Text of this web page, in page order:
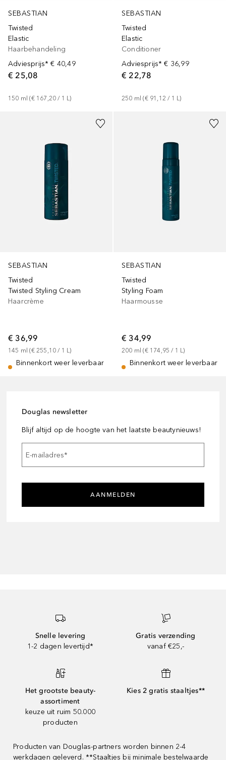
SEBASTIAN
Twisted
Elastic
Haarbehandeling
Adviesprijs* € 40,49
€ 25,08
150 ml (€ 167,20 / 1 L)
SEBASTIAN
Twisted
Elastic
Conditioner
Adviesprijs* € 36,99
€ 22,78
250 ml (€ 91,12 / 1 L)
SEBASTIAN
Twisted
Twisted Styling Cream
Haarcrème
€ 36,99
145 ml (€ 255,10 / 1 L)
Binnenkort weer leverbaar
SEBASTIAN
Twisted
Styling Foam
Haarmousse
€ 34,99
200 ml (€ 174,95 / 1 L)
Binnenkort weer leverbaar
Douglas newsletter
Blijf altijd op de hoogte van het laatste beautynieuws!
E-mailadres*
AANMELDEN
Snelle levering
1-2 dagen levertijd*
Gratis verzending
vanaf €25,-
Het grootste beauty-
assortiment
keuze uit ruim 50.000
producten
Kies 2 gratis staaltjes**
Producten van Douglas-partners worden binnen 2-4
werkdagen geleverd. **Staaltjes bij minimale bestelwaarde